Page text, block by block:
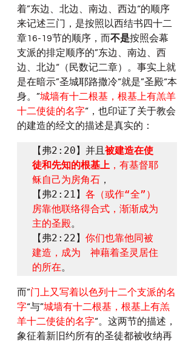
着”东边、北边、南边、西边“的顺序
来记述三门，是按照以西结书四十二
章16-19节的顺序，而不是按照会幕
支派的排定顺序的”东边、南边、西
边、北边“（民数记二章）。事实上就
是在暗示”圣城耶路撒冷“就是”圣殿“本
身。”城墙有十二根基，根基上有羔羊
十二使徒的名字“，也印证了关于教会
的建造的经文的描述是真实的：
【弗2:20】并且 被建造在使
徒和先知的根基上 ，有基督耶
稣自己为房角石 ，
【弗2:21】 各（或作“全”）
房靠他联络得合式，渐渐成为
主的圣殿。
【弗2:22】 你们也靠他同被
建造，成为　神藉着圣灵居住
的所在。
而”门上又写着以色列十二个支派的名
字“与”城墙有十二根基，根基上有羔
羊十二使徒的名字“。这两节的描述，
象征着新旧约所有的圣徒都被收纳再